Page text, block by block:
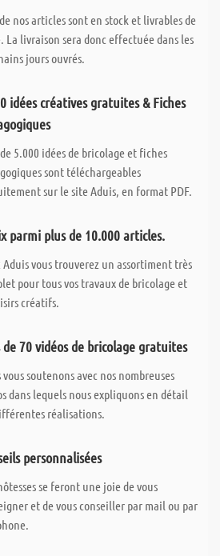
nos articles sont en stock et livrables de
La livraison sera donc effectuée dans les
jours ouvrés.
idées créatives gratuites & Fiches
5.000 idées de bricolage et fiches
sont téléchargeables
sur le site Aduis, en format PDF.
parmi plus de 10.000 articles.
Aduis vous trouverez un assortiment très
pour tous vos travaux de bricolage et
créatifs.
de 70 vidéos de bricolage gratuites
vous soutenons avec nos nombreuses
dans lequels nous expliquons en détail
réalisations.
personnalisées
se feront une joie de vous
et de vous conseiller par mail ou par